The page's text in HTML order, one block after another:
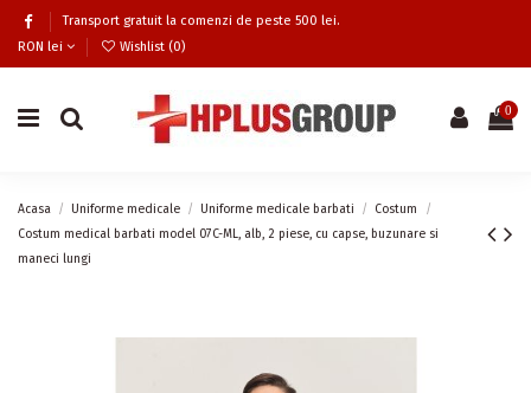
Transport gratuit la comenzi de peste 500 lei.
RON lei
Wishlist (0)
0
Acasa Uniforme medicale Uniforme medicale barbati
Costum
Costum medical barbati model 07C-ML, alb, 2 piese, cu capse, buzunare si
maneci lungi